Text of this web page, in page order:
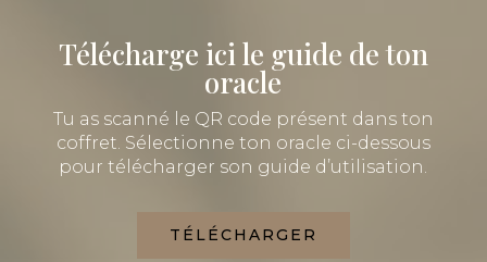
Télécharge ici le guide de ton
oracle
Tu as scanné le QR code présent dans ton
coffret. Sélectionne ton oracle ci-dessous
pour télécharger son guide d’utilisation.
TÉLÉCHARGER